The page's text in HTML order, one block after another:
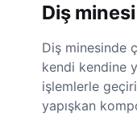
Diş
Diş minesinde
kendi kendine
işlemlerle
yapışkan